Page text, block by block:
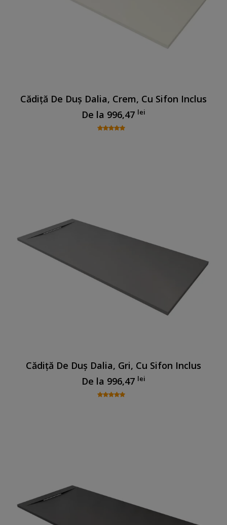
Cădiță De Duș Dalia, Crem, Cu Sifon Inclus
De la 996,47 lei
Cădiță De Duș Dalia, Gri, Cu Sifon Inclus
De la 996,47 lei